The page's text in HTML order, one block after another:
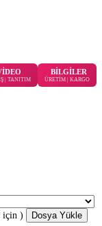
| TANITIM
BİLGİLER
ÜRETİM | KARGO
için )
Dosya Yükle